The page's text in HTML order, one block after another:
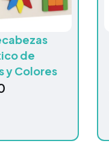
de
y Colores